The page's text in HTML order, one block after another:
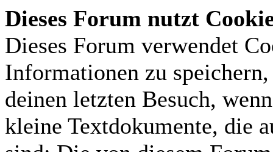
Dieses Forum nutzt
Dieses Forum verwendet
Informationen zu
deinen letzten Besuch,
kleine Textdokumente, die